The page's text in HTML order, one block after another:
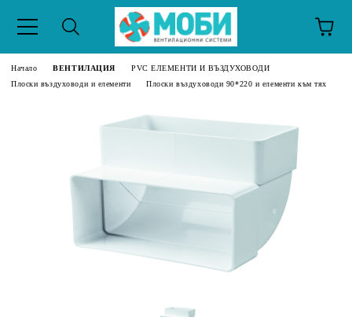
Начало ВЕНТИЛАЦИЯ
PVC ЕЛЕМЕНТИ И ВЪЗДУХОВОДИ
Плоски въздуховоди и елементи
Плоски въздуховоди 90*220 и елементи към тях